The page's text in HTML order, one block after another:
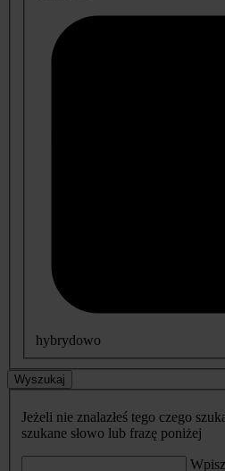
hybrydowo
Wyszukaj
Jeżeli nie znalazłeś tego czego
szukane słowo lub frazę poniżej